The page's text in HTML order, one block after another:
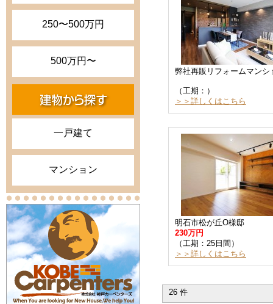
250〜500万円
500万円〜
一戸建て
マンション
（工期：）
＞＞詳しくはこちら
明石市松が丘O様邸
230万円
（工期：25日間）
＞＞詳しくはこちら
26 件